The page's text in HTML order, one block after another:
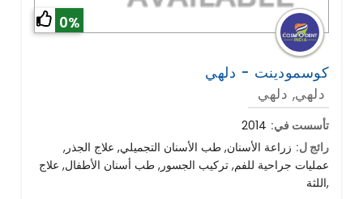
0%
كوسمودينت - دلهي
دلهي, دلهي
تأسست في: 2014
رائج ل: زراعة الأسنان, طب الأسنان التجميلي, علاج الجذر,
عمليات جراحية للفم, تركيب الجسور, طب أسنان الأطفال, علاج
اللثة,